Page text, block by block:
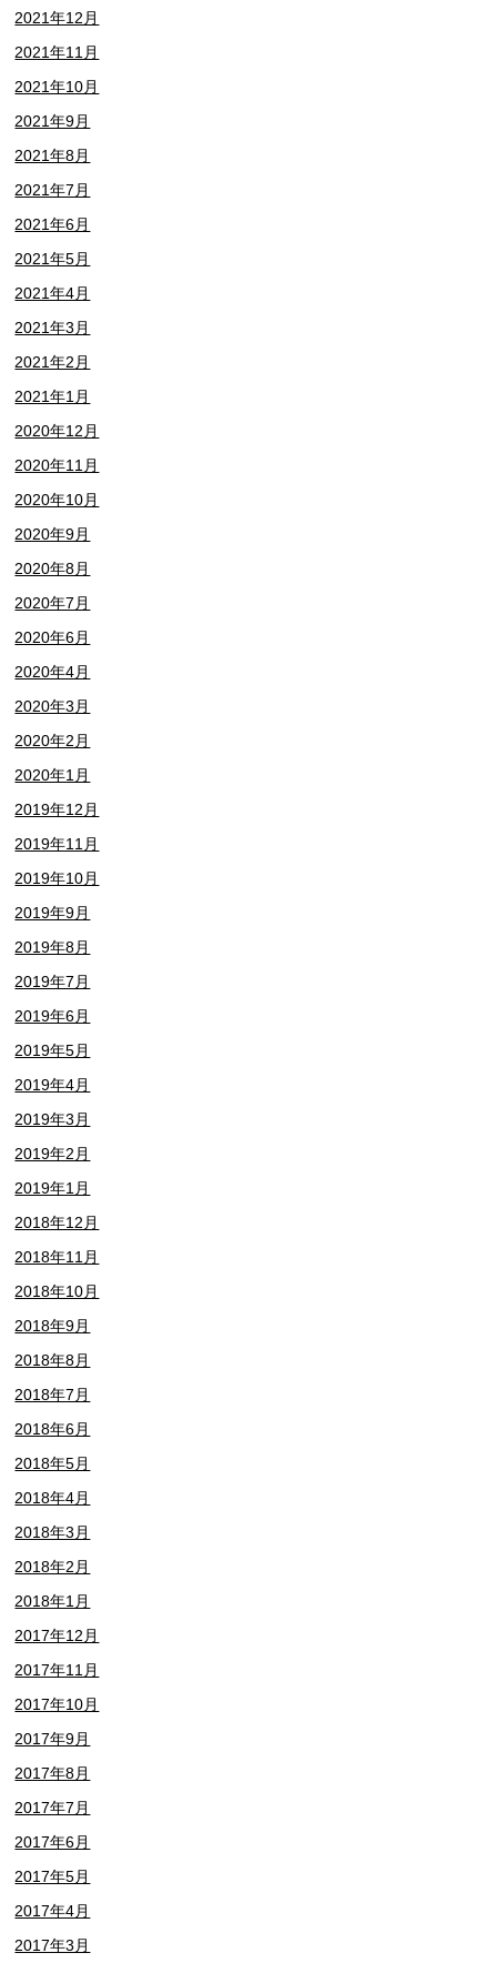
2021年12月
2021年11月
2021年10月
2021年9月
2021年8月
2021年7月
2021年6月
2021年5月
2021年4月
2021年3月
2021年2月
2021年1月
2020年12月
2020年11月
2020年10月
2020年9月
2020年8月
2020年7月
2020年6月
2020年4月
2020年3月
2020年2月
2020年1月
2019年12月
2019年11月
2019年10月
2019年9月
2019年8月
2019年7月
2019年6月
2019年5月
2019年4月
2019年3月
2019年2月
2019年1月
2018年12月
2018年11月
2018年10月
2018年9月
2018年8月
2018年7月
2018年6月
2018年5月
2018年4月
2018年3月
2018年2月
2018年1月
2017年12月
2017年11月
2017年10月
2017年9月
2017年8月
2017年7月
2017年6月
2017年5月
2017年4月
2017年3月